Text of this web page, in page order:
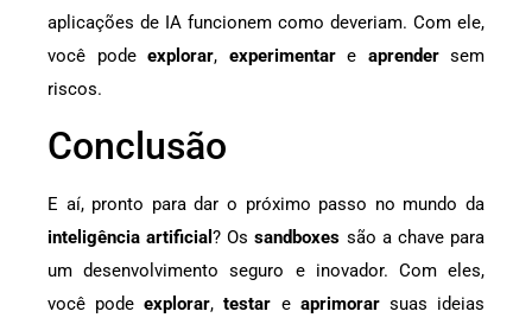
aplicações de IA funcionem como deveriam. Com ele,
você pode explorar, experimentare aprendersem
riscos.
Conclusão
E aí, pronto para dar o próximo passo no mundo da
inteligência artificial? Ossandboxes são a chave para
um desenvolvimento seguro e inovador. Com eles,
você podeexplorar,testar e aprimorarsuas ideias